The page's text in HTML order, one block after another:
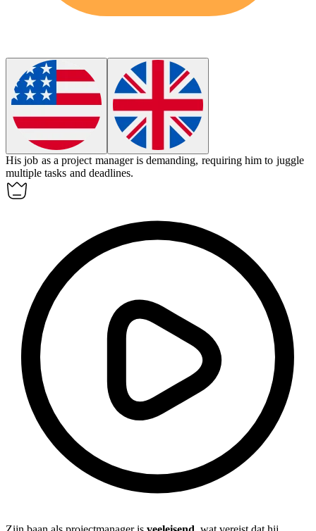
His job as a project manager is demanding, requiring him to juggle
multiple tasks and deadlines.